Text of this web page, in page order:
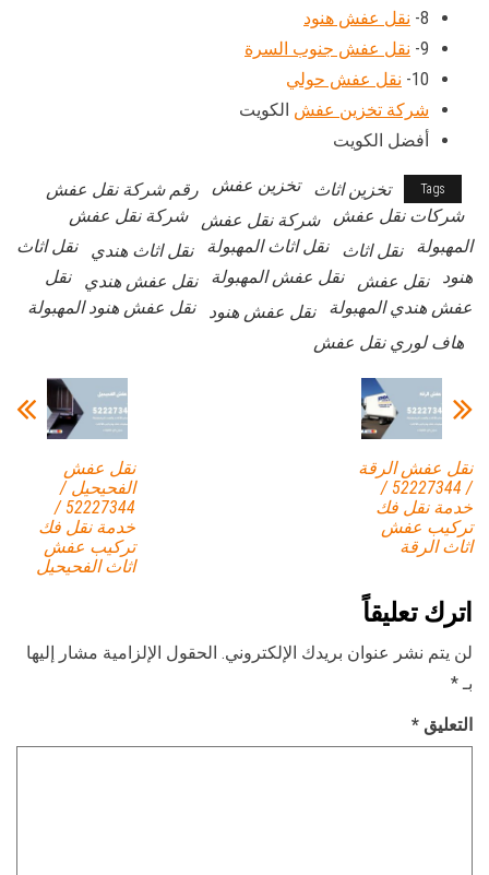
8- نقل عفش هنود
9- نقل عفش جنوب السرة
10- نقل عفش حولي
شركة تخزين عفش الكويت
أفضل الكويت
Tags تخزين اثاث تخزين عفش
رقم شركة نقل عفش
شركات نقل عفش
شركة نقل عفش
شركة نقل عفش
المهبولة
نقل اثاث نقل اثاث المهبولة نقل اثاث هندي
نقل اثاث
هنود
نقل عفش نقل عفش المهبولة نقل عفش هندي
نقل
عفش هندي المهبولة
نقل عفش هنود
نقل عفش هنود المهبولة
هاف لوري نقل عفش
نقل عفش
الفحيحيل /
52227344 /
خدمة نقل فك
تركيب عفش
اثاث الفحيحيل
نقل عفش الرقة
/ 52227344 /
خدمة نقل فك
تركيب عفش
اثاث الرقة
اترك تعليقاً
لن يتم نشر عنوان بريدك الإلكتروني. الحقول الإلزامية مشار إليها
بـ *
التعليق *